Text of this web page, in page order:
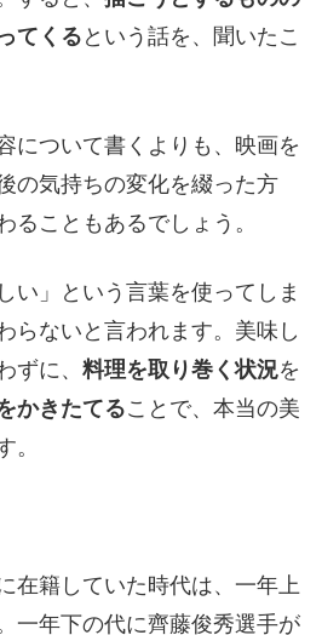
てくる という話を、聞いたこ
について書くよりも、映画を
の気持ちの変化を綴った方
ることもあるでしょう。
い」という言葉を使ってしま
らないと言われます。美味し
ずに、 料理を取り巻く状況を
かきたてることで、本当の美
。
在籍していた時代は、一年上
一年下の代に齊藤俊秀選手が